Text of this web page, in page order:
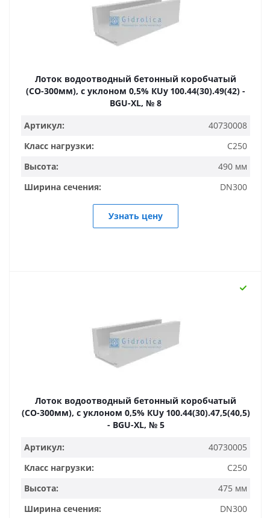
Лоток водоотводный бетонный коробчатый
(СО-300мм), с уклоном 0,5% КUу 100.44(30).49(42) -
BGU-XL, № 8
Артикул:
40730008
Класс нагрузки:
C250
Высота:
490 мм
Ширина сечения:
DN300
Узнать цену
Лоток водоотводный бетонный коробчатый
(СО-300мм), с уклоном 0,5% КUу 100.44(30).47,5(40,5)
- BGU-XL, № 5
Артикул:
40730005
Класс нагрузки:
C250
Высота:
475 мм
Ширина сечения:
DN300